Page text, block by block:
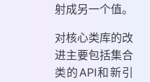
射成另一个值。
对核心类库的改
进主要包括集合
类的API和新引